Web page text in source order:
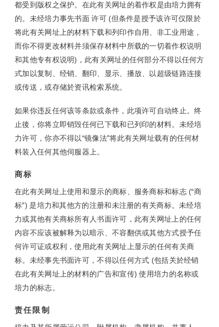
都受到版权之保护。在此有关网址的着作权是由培力拥有
的。未经培力事先书面 许可 (但条件是授予该许可仅限於
将此有关网址上的材料下载和列印作自用、非工业用途，
而你不得更改材料并须保存材料中所载的一切着作权说明
和其他专有权说明)，此有关网址的任何部分不得以任何方
式加以复制、经销、翻印、显示、播放、以超级链路连接
或传送，或存储於资讯检索系统。
如果你违反任何该等条款或条件，此项许可自动终止。终
止後，你将立即销毁任何已下载和已列印的材料。未经培
力许可，你亦不得以“镜像法”将此有关网址载有的任何材
料装入任何其他伺服器上。
商标
在此有关网址上使用和显示的商标、服务商标和标志 (“商
标”) 是培力和其他方的注册和未注册的有关商标。未经培
力或其他有关商标所有人书面许可，此有关网址上的任何
内容不应该被解释为以暗示、不容翻供或其他方式授予任
何许可证或权利，使用此有关网址上显示的任何有关商
标。未经事先书面许可，不得以任何方式 (包括关於经销
在此有关网址上的材料的广告和宣传) 使用培力的名称或
培力的标志。
责任限制